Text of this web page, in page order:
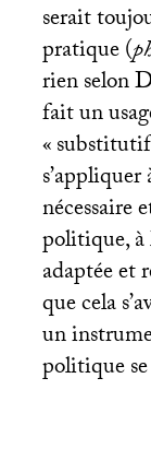
serait
pratique (
rien selon
fait un
«substitutif
nécessaire
politique,
adaptée et
que cela
un
politique